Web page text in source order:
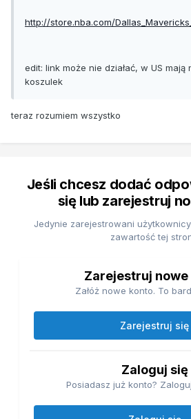
http://store.nba.com/
edit: link może nie działać, w US
koszulek
teraz rozumiem wszystko
Jeśli chcesz dodać
się lub zarejestruj
Jedynie zarejestrowani
zawartość tej
Zarejestruj nowe
Załóż nowe konto. To
Zarejestruj się
Zaloguj się
Posiadasz już konto?